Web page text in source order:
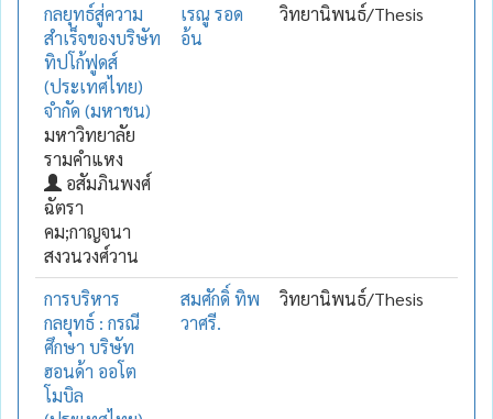
กลยุทธ์สู่ความ
สำเร็จของบริษัท
ทิปโก้ฟูดส์
(ประเทศไทย)
จำกัด (มหาชน)
มหาวิทยาลัย
รามคำแหง
อสัมภินพงศ์
ฉัตรา
คม;กาญจนา
สงวนวงศ์วาน
เรณู รอด
อ้น
วิทยานิพนธ์/Thesis
การบริหาร
กลยุทธ์ : กรณี
ศึกษา บริษัท
ฮอนด้า ออโต
โมบิล
สมศักดิ์ ทิพ
วาศรี.
วิทยานิพนธ์/Thesis